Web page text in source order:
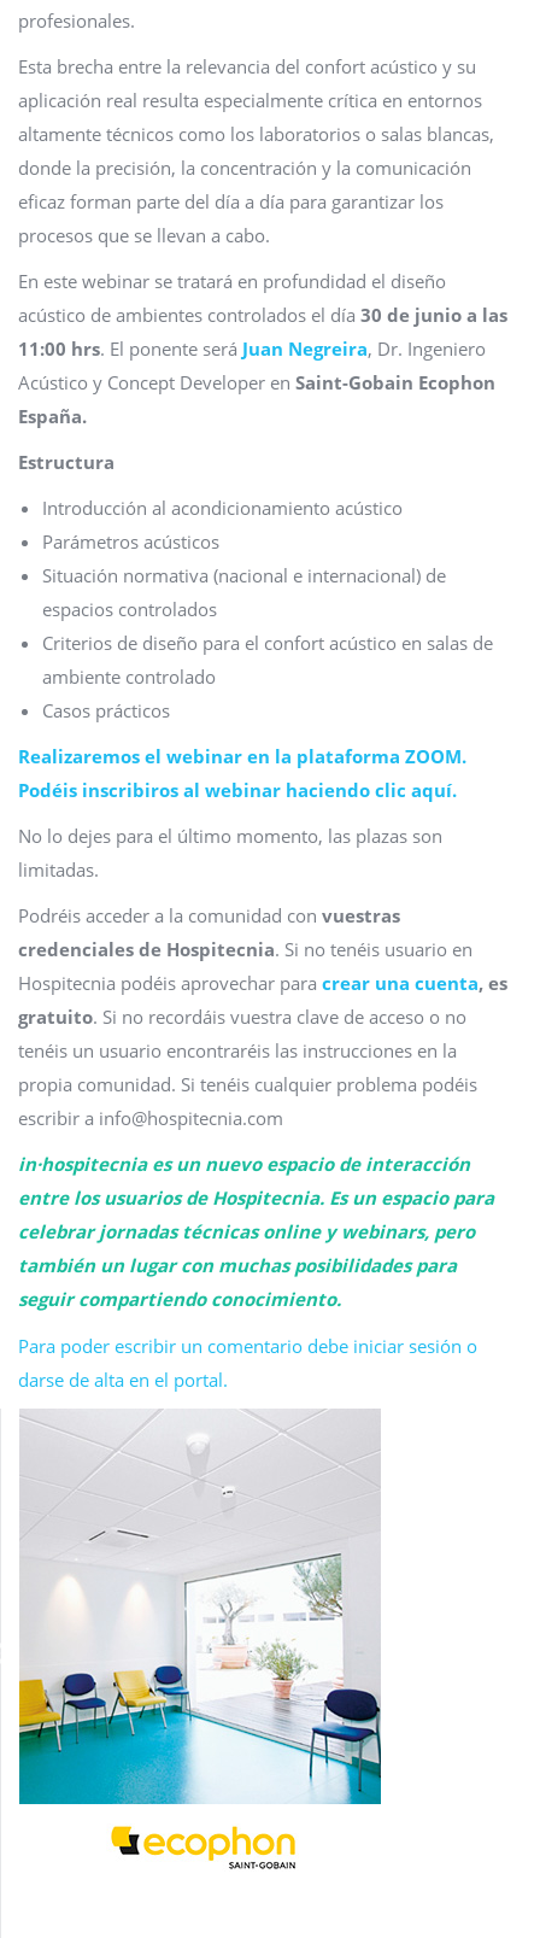
profesionales.
Esta brecha entre la relevancia del confort acústico y su
aplicación real resulta especialmente crítica en entornos
altamente técnicos como los laboratorios o salas blancas,
donde la precisión, la concentración y la comunicación
eficaz forman parte del día a día para garantizar los
procesos que se llevan a cabo.
En este webinar se tratará en profundidad el diseño
acústico de ambientes controlados el día 30 de junio a las
11:00 hrs. El ponente será Juan Negreira, Dr. Ingeniero
Acústico y Concept Developer en Saint-Gobain Ecophon
España.
Estructura
Introducción al acondicionamiento acústico
Parámetros acústicos
Situación normativa (nacional e internacional) de
espacios controlados
Criterios de diseño para el confort acústico en salas de
ambiente controlado
Casos prácticos
Realizaremos el webinar en la plataforma ZOOM.
Podéis inscribiros al webinar haciendo clic aquí.
No lo dejes para el último momento, las plazas son
limitadas.
Podréis acceder a la comunidad con vuestras
credenciales de Hospitecnia. Si no tenéis usuario en
Hospitecnia podéis aprovechar para crear una cuenta, es
gratuito. Si no recordáis vuestra clave de acceso o no
tenéis un usuario encontraréis las instrucciones en la
propia comunidad. Si tenéis cualquier problema podéis
escribir a info@hospitecnia.com
in·hospitecnia es un nuevo espacio de interacción
entre los usuarios de Hospitecnia. Es un espacio para
celebrar jornadas técnicas online y webinars, pero
también un lugar con muchas posibilidades para
seguir compartiendo conocimiento.
Para poder escribir un comentario debe iniciar sesión o
darse de alta en el portal.